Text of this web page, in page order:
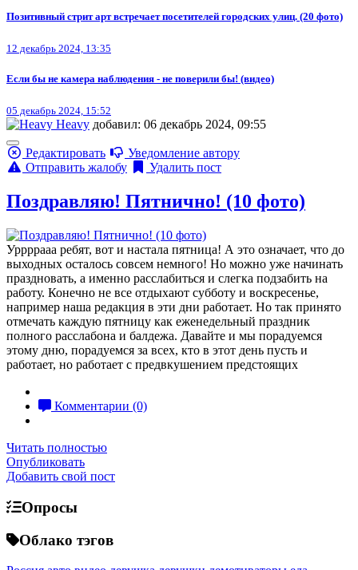
Позитивный стрит арт встречает посетителей городских улиц. (20 фото)
12 декабрь 2024, 13:35
Если бы не камера наблюдения - не поверили бы! (видео)
05 декабрь 2024, 15:52
Heavy добавил: 06 декабрь 2024, 09:55
Редактировать
Уведомление автору
Отправить жалобу
Удалить пост
Поздравляю! Пятнично! (10 фото)
Уррррааа ребят, вот и настала пятница! А это означает, что до
выходных осталось совсем немного! Но можно уже начинать
праздновать, а именно расслабиться и слегка подзабить на
работу. Конечно не все отдыхают субботу и воскресенье,
например наша редакция в эти дни работает. Но так принято
отмечать каждую пятницу как еженедельный праздник
полного расслабона и балдежа. Давайте и мы порадуемся
этому дню, порадуемся за всех, кто в этот день пусть и
работает, но работает с предвкушением предстоящих
Комментарии (0)
Читать полностью
Опубликовать
Добавить свой пост
Опросы
Облако тэгов